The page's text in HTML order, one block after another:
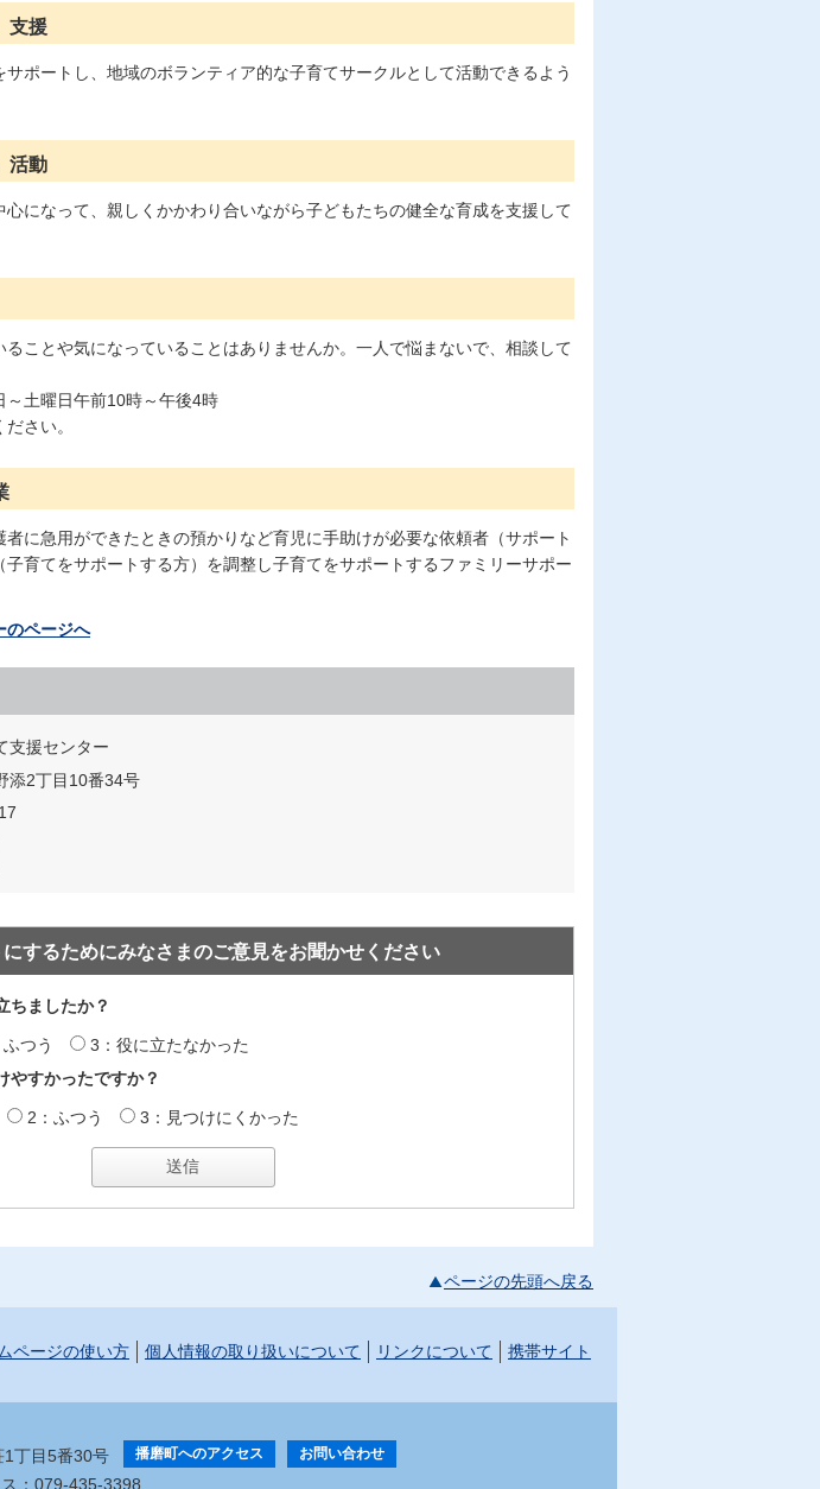
支援
ポートし、地域のボランティア的な子育てサークルとして活動できるよう
活動
になって、親しくかかわり合いながら子どもたちの健全な育成を支援して
ることや気になっていることはありませんか。一人で悩まないで、相談して
～土曜日午前10時～午後4時
さい。
に急用ができたときの預かりなど育児に手助けが必要な依頼者（サポート
育てをサポートする方）を調整し子育てをサポートするファミリーサポー
のページへ
支援センター
添2丁目10番34号
するためにみなさまのご意見をお聞かせください
ちましたか？
つう
3：役に立たなかった
やすかったですか？
2：ふつう 3：見つけにくかった
ページの先頭へ戻る
ページの使い方 個人情報の取り扱いについて リンクについて 携帯サイト
1丁目5番30号 播磨町へのアクセス お問い合わせ
：079-435-3398